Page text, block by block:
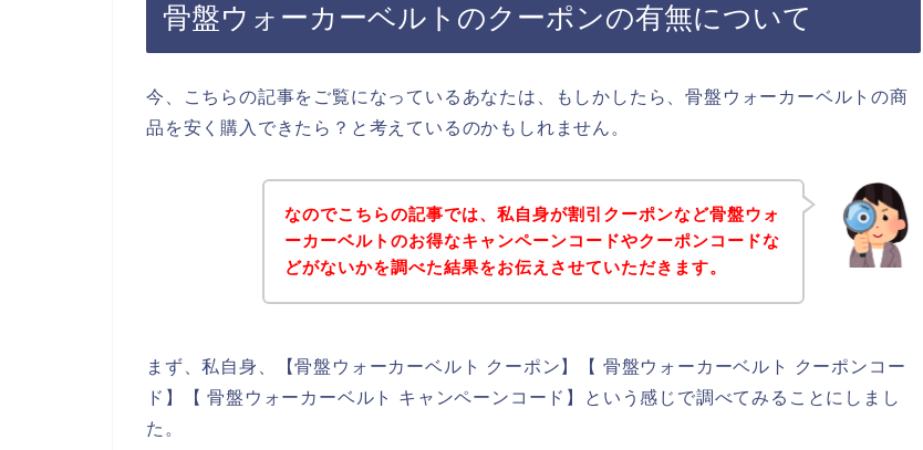
骨盤ウォーカーベルトのクーポンの有無について
今、こちらの記事をご覧になっているあなたは、もしかしたら、骨盤ウォーカーベルトの商
品を安く購入できたら？と考えているのかもしれません。
なのでこちらの記事では、私自身が割引クーポンなど骨盤ウォ
ーカーベルトのお得なキャンペーンコードやクーポンコードな
どがないかを調べた結果をお伝えさせていただきます。
まず、私自身、【骨盤ウォーカーベルト クーポン】【 骨盤ウォーカーベルト クーポンコー
ド】【 骨盤ウォーカーベルト キャンペーンコード】という感じで調べてみることにしまし
た。